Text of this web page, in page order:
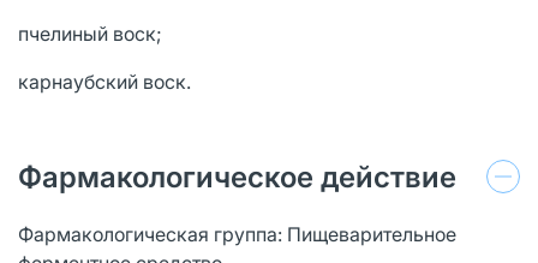
пчелиный воск;
карнаубский воск.
Фармакологическое действие
Фармакологическая группа: Пищеварительное